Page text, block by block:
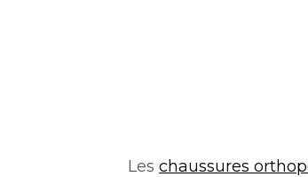
Leschaussures